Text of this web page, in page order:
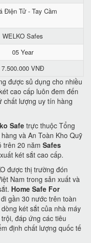
Điện Tử - Tay Cầm
WELKO Safes
05 Year
7.500.000 VNĐ
được sủ dụng cho nhiều
cao cấp luôn đem đến
chất lượng uy tín hàng
Safe trực thuộc Tổng
và An Toàn Kho Quỹ
trên 20 năm Safes
két sắt cao cấp.
được thị trường đón
Nam trong sản xuất và
Home Safe For
gần 30 nước trên toàn
két sắt của nhà máy
đáp ứng các tiêu
định chất lượng quốc tế